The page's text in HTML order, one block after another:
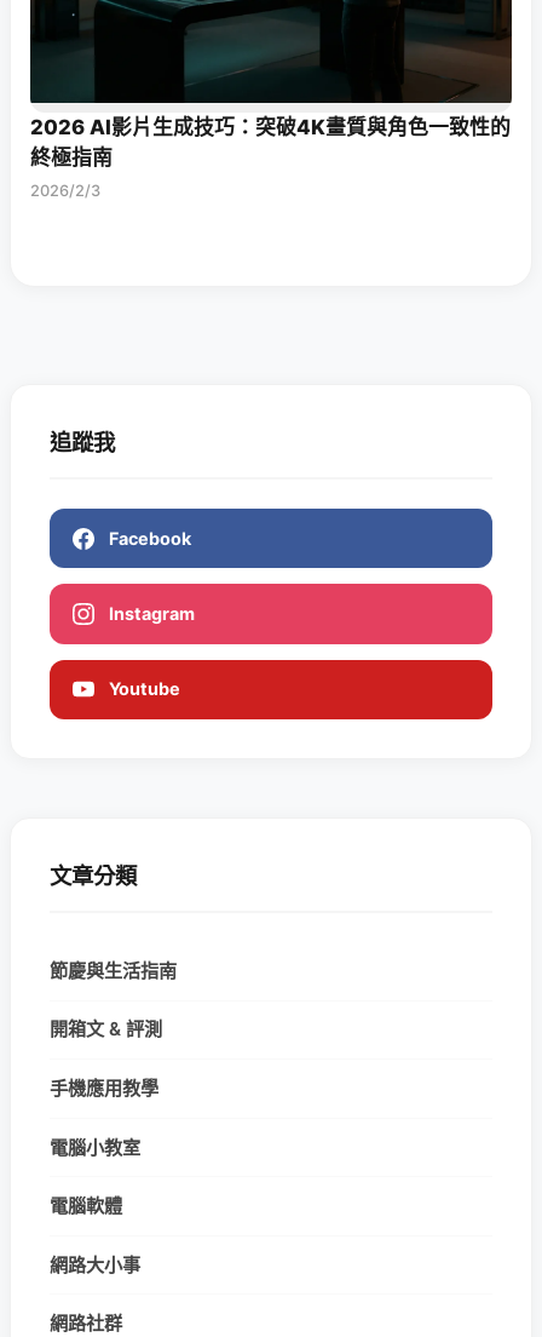
2026 AI影片生成技巧：突破4K畫質與角色一致性的
終極指南
2026/2/3
追蹤我
Facebook
Instagram
Youtube
文章分類
節慶與生活指南
開箱文 & 評測
手機應用教學
電腦小教室
電腦軟體
網路大小事
網路社群